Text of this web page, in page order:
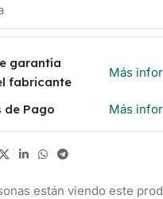
garantía
fabricante
Más
de Pago Más
están viendo este